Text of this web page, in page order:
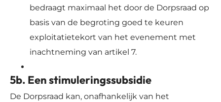
bedraagt maximaal het door de Dorpsraad op
basis van de begroting goed te keuren
exploitatietekort van het evenement met
inachtneming van artikel 7.
5b. Een stimuleringssubsidie
De Dorpsraad kan, onafhankelijk van het